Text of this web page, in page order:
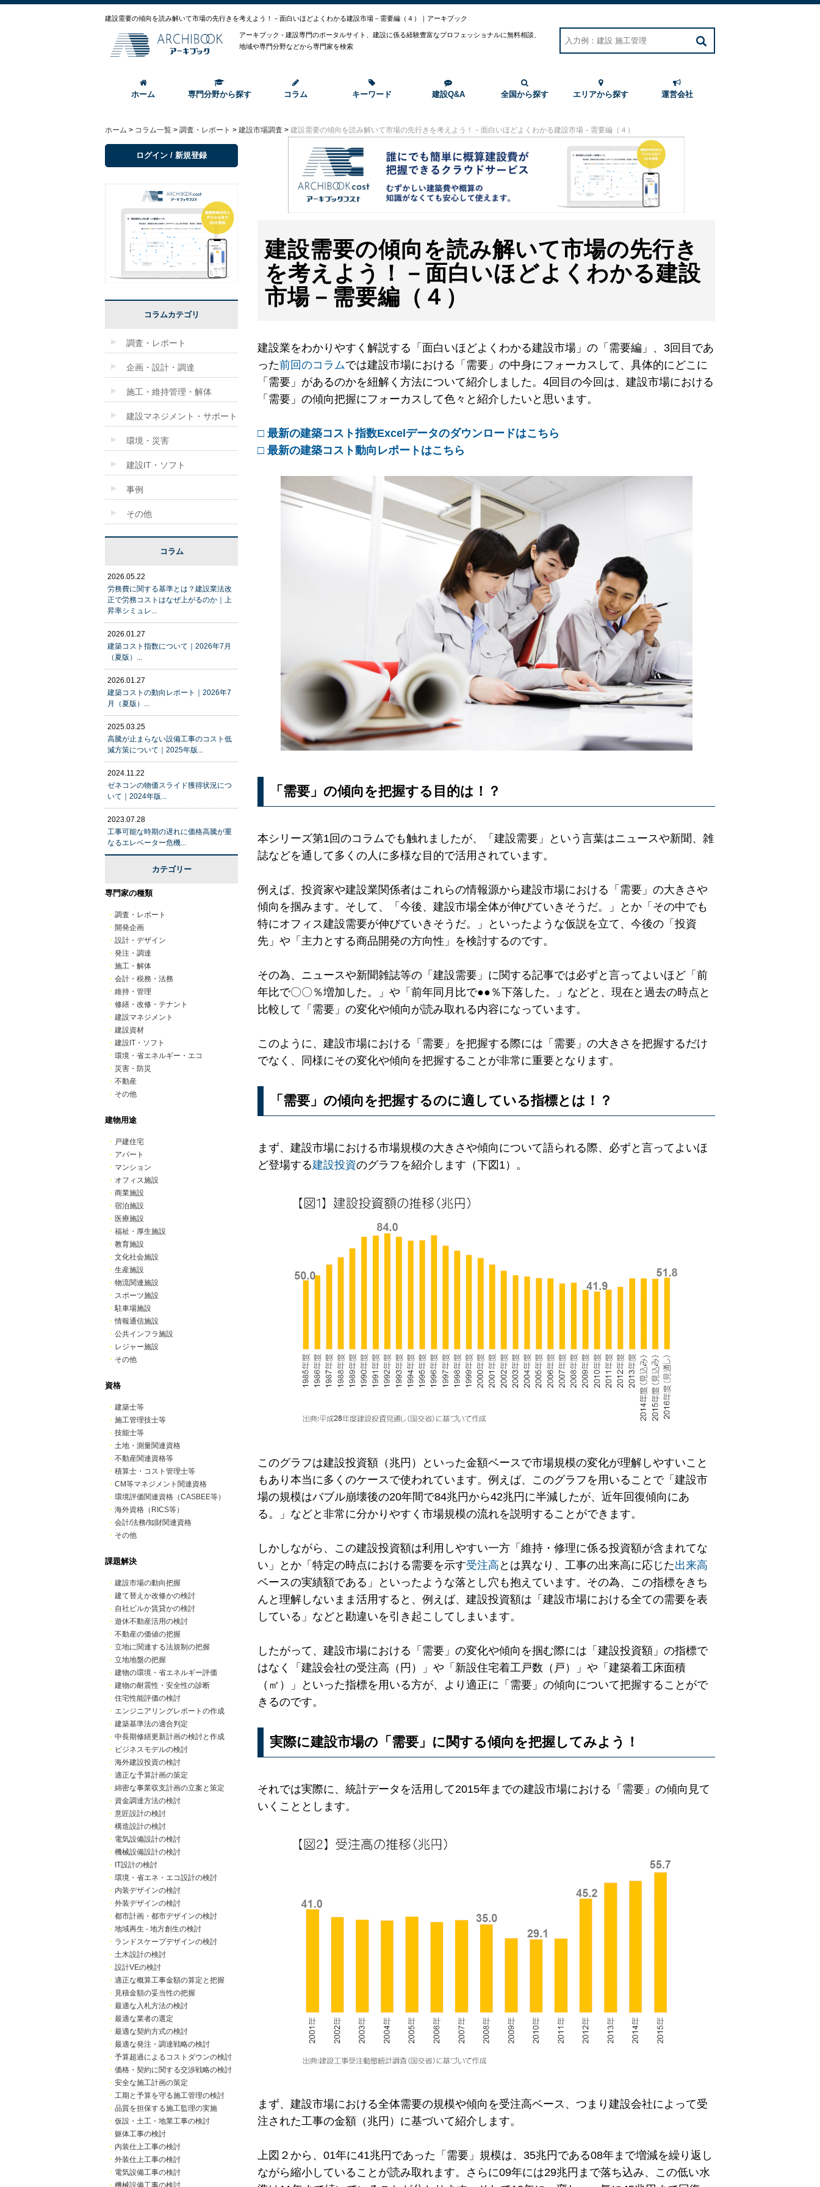
建設需要の傾向を読み解いて市場の先行きを考えよう！－面白いほどよくわかる建設市場－需要編（４）｜アーキブック
アーキブック - 建設専門のポータルサイト、建設に係る経験豊富なプロフェッショナルに無料相談、
地域や専門分野などから専門家を検索
ホーム 専門分野から探す コラム キーワード 建設Q&A 全国から探す エリアから探す 運営会社
ホーム > コラム一覧 > 調査・レポート > 建設市場調査 > 建設需要の傾向を読み解いて市場の先行きを考えよう！－面白いほどよくわかる建設市場－需要編（４）
建設需要の傾向を読み解いて市場の先行き
を考えよう！－面白いほどよくわかる建設
市場－需要編（４）
建設業をわかりやすく解説する「面白いほどよくわかる建設市場」の「需要編」、3回目であ
った前回のコラムでは建設市場における「需要」の中身にフォーカスして、具体的にどこに
「需要」があるのかを紐解く方法について紹介しました。4回目の今回は、建設市場における
「需要」の傾向把握にフォーカスして色々と紹介したいと思います。
□ 最新の建築コスト指数Excelデータのダウンロードはこちら
□ 最新の建築コスト動向レポートはこちら
「需要」の傾向を把握する目的は！？
本シリーズ第1回のコラムでも触れましたが、「建設需要」という言葉はニュースや新聞、雑
誌などを通して多くの人に多様な目的で活用されています。
例えば、投資家や建設業関係者はこれらの情報源から建設市場における「需要」の大きさや
傾向を掴みます。そして、「今後、建設市場全体が伸びていきそうだ。」とか「その中でも
特にオフィス建設需要が伸びていきそうだ。」といったような仮説を立て、今後の「投資
先」や「主力とする商品開発の方向性」を検討するのです。
その為、ニュースや新聞雑誌等の「建設需要」に関する記事では必ずと言ってよいほど「前
年比で〇〇％増加した。」や「前年同月比で●●％下落した。」などと、現在と過去の時点と
比較して「需要」の変化や傾向が読み取れる内容になっています。
このように、建設市場における「需要」を把握する際には「需要」の大きさを把握するだけ
でなく、同様にその変化や傾向を把握することが非常に重要となります。
「需要」の傾向を把握するのに適している指標とは！？
まず、建設市場における市場規模の大きさや傾向について語られる際、必ずと言ってよいほ
ど登場する建設投資のグラフを紹介します（下図1）。
このグラフは建設投資額（兆円）といった金額ベースで市場規模の変化が理解しやすいこと
もあり本当に多くのケースで使われています。例えば、このグラフを用いることで「建設市
場の規模はバブル崩壊後の20年間で84兆円から42兆円に半減したが、近年回復傾向にあ
る。」などと非常に分かりやすく市場規模の流れを説明することができます。
しかしながら、この建設投資額は利用しやすい一方「維持・修理に係る投資額が含まれてな
い」とか「特定の時点における需要を示す受注高 とは異なり、工事の出来高に応じた出来高
ベースの実績額である」といったような落とし穴も抱えています。その為、この指標をきち
んと理解しないまま活用すると、例えば、建設投資額は「建設市場における全ての需要を表
している」などと勘違いを引き起こしてしまいます。
したがって、建設市場における「需要」の変化や傾向を掴む際には「建設投資額」の指標で
はなく「建設会社の受注高（円）」や「新設住宅着工戸数（戸）」や「建築着工床面積
（㎡）」といった指標を用いる方が、より適正に「需要」の傾向について把握することがで
きるのです。
実際に建設市場の「需要」に関する傾向を把握してみよう！
それでは実際に、統計データを活用して2015年までの建設市場における「需要」の傾向見て
いくこととします。
まず、建設市場における全体需要の規模や傾向を受注高ベース、つまり建設会社によって受
注された工事の金額（兆円）に基づいて紹介します。
上図２から、01年に41兆円であった「需要」規模は、35兆円である08年まで増減を繰り返し
ながら縮小していることが読み取れます。さらに09年には29兆円まで落ち込み、この低い水
ログイン / 新規登録
コラムカテゴリ
調査・レポート
企画・設計・調達
施工・維持管理・解体
建設マネジメント・サポート
環境・災害
建設IT・ソフト
事例
その他
コラム
2026.05.22
労務費に関する基準とは？建設業法改
正で労務コストはなぜ上がるのか｜上
昇率シミュレ...
2026.01.27
建築コスト指数について｜2026年7月
（夏版）...
2026.01.27
建築コストの動向レポート｜2026年7
月（夏版）...
2025.03.25
高騰が止まらない設備工事のコスト低
減方策について｜2025年版...
2024.11.22
ゼネコンの物価スライド獲得状況につ
いて｜2024年版...
2023.07.28
工事可能な時期の遅れに価格高騰が重
なるエレベーター危機...
カテゴリー
専門家の種類
・ 調査・レポート
・ 開発企画
・ 設計・デザイン
・ 発注・調達
・ 施工・解体
・ 会計・税務・法務
・ 維持・管理
・ 修繕・改修・テナント
・ 建設マネジメント
・ 建設資材
・ 建設IT・ソフト
・ 環境・省エネルギー・エコ
・ 災害・防災
・ 不動産
・ その他
建物用途
・ 戸建住宅
・ アパート
・ マンション
・ オフィス施設
・ 商業施設
・ 宿泊施設
・ 医療施設
・ 福祉・厚生施設
・ 教育施設
・ 文化社会施設
・ 生産施設
・ 物流関連施設
・ スポーツ施設
・駐車場施設
・情報通信施設
・ 公共インフラ施設
・ レジャー施設
・ その他
資格
・ 建築士等
・ 施工管理技士等
・ 技能士等
・ 土地・測量関連資格
・ 不動産関連資格等
・ 積算士・コスト管理士等
・ CM等マネジメント関連資格
・ 環境評価関連資格（CASBEE等）
・ 海外資格（RICS等）
・ 会計/法務/知財関連資格
・ その他
課題解決
・ 建設市場の動向把握
・ 建て替えか改修かの検討
・ 自社ビルか賃貸かの検討
・ 遊休不動産活用の検討
・ 不動産の価値の把握
・ 立地に関連する法規制の把握
・ 立地地盤の把握
・ 建物の環境・省エネルギー評価
・ 建物の耐震性・安全性の診断
・ 住宅性能評価の検討
・ エンジニアリングレポートの作成
・ 建築基準法の適合判定
・ 中長期修繕更新計画の検討と作成
・ ビジネスモデルの検討
・ 海外建設投資の検討
・ 適正な予算計画の策定
・ 綿密な事業収支計画の立案と策定
・ 資金調達方法の検討
・ 意匠設計の検討
・ 構造設計の検討
・ 電気設備設計の検討
・ 機械設備設計の検討
・ IT設計の検討
・ 環境・省エネ・エコ設計の検討
・ 内装デザインの検討
・ 外装デザインの検討
・ 都市計画・都市デザインの検討
・ 地域再生 - 地方創生の検討
・ ランドスケープデザインの検討
・ 土木設計の検討
・ 設計VEの検討
・ 適正な概算工事金額の算定と把握
・ 見積金額の妥当性の把握
・ 最適な入札方法の検討
・ 最適な業者の選定
・ 最適な契約方式の検討
・ 最適な発注・調達戦略の検討
・ 予算超過によるコストダウンの検討
・ 価格・契約に関する交渉戦略の検討
・ 安全な施工計画の策定
・ 工期と予算を守る施工管理の検討
・ 品質を担保する施工監理の実施
・ 仮設・土工・地業工事の検討
・ 躯体工事の検討
・ 内装仕上工事の検討
・ 外装仕上工事の検討
・ 電気設備工事の検討
・ 機械設備工事の検討